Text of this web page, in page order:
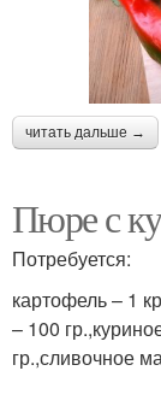
читать дальше →
Пюре с
Потребуется:
картофель – 1
– 100
гр.,сливочное